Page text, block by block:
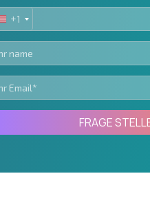
| Durch Anklicken des
Daten zu.
Eine Nachricht
+1
FRAGE